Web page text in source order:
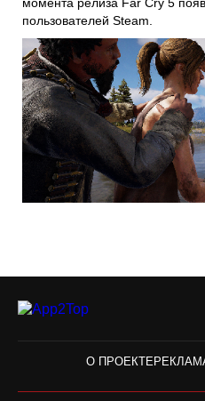
пользователей Steam.
О ПРОЕКТЕ